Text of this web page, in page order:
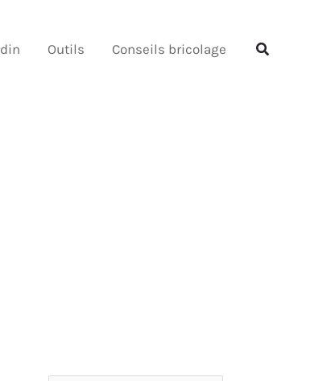
Outils Conseils bricolage Rechercher